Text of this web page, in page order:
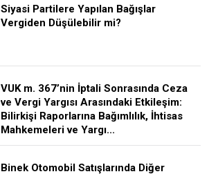
Siyasi Partilere Yapılan Bağışlar
Vergiden Düşülebilir mi?
VUK m. 367’nin İptali Sonrasında Ceza
ve Vergi Yargısı Arasındaki Etkileşim:
Bilirkişi Raporlarına Bağımlılık, İhtisas
Mahkemeleri ve Yargı...
Binek Otomobil Satışlarında Diğer